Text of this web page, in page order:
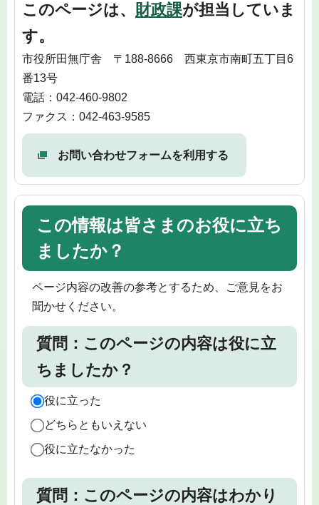
このページは、 財政課が担当していま
す。
市役所田無庁舎 〒188-8666 西東京市南町五丁目6
番13号
電話：042-460-9802
ファクス：042-463-9585
お問い合わせフォームを利用する
この情報は皆さまのお役に立ち
ましたか？
ページ内容の改善の参考とするため、ご意見をお
聞かせください。
質問：このページの内容は役に立
ちましたか？
役に立った
どちらともいえない
役に立たなかった
質問：このページの内容はわかり